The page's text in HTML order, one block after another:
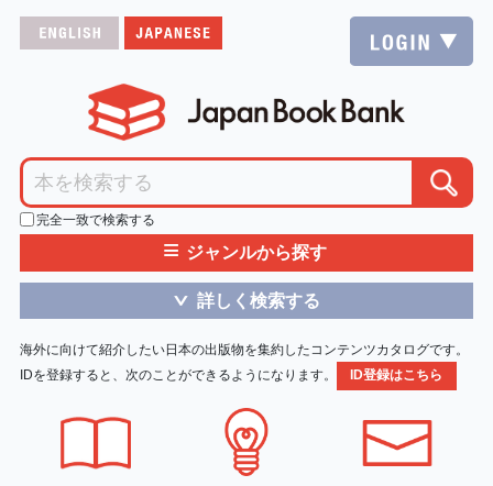
完全一致で検索する
≡ ジャンルから探す
＞ 詳しく検索する
海外に向けて紹介したい日本の出版物を集約したコンテンツカタログです。
IDを登録すると、次のことができるようになります。
ID登録はこちら